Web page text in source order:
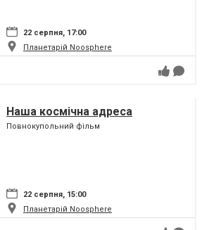
22 серпня, 17:00
Планетарій Noosphere
Наша космічна адреса
Повнокупольний фільм
22 серпня, 15:00
Планетарій Noosphere